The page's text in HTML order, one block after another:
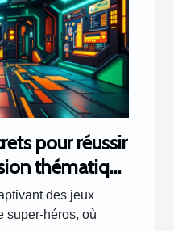
pour réussir
thématique
des jeux
super-héros, où